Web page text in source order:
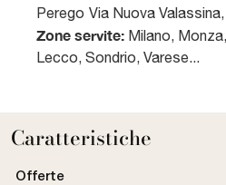
Perego Via Nuova
Zone servite: Milano,
Lecco, Sondrio, Varese...
Caratteristiche
Offerte